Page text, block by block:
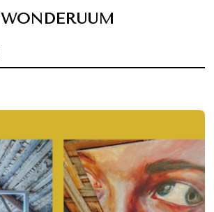
WONDERUUM